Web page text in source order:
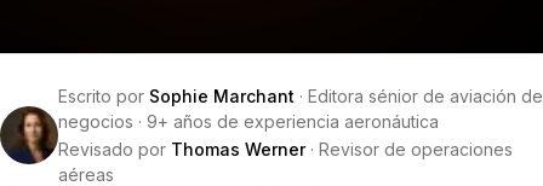
Escrito por Sophie Marchant · Editora sénior de aviación de
negocios · 9+ años de experiencia aeronáutica
Revisado por Thomas Werner· Revisor de operaciones
aéreas